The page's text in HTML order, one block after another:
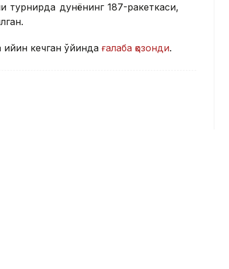
дунёнинг 187-ракеткаси,
кечган ўйинда ғалаба қозонди.